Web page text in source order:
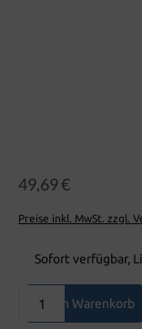
49,69 €
Preise inkl. MwSt. zzgl.
Sofort verfügbar,
Produkt Anzahl:
In den Warenkorb